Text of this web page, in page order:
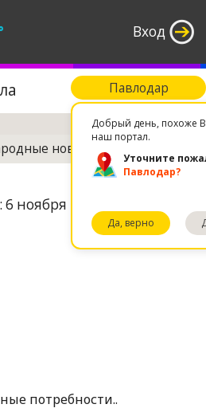
Вход
Павлодар
Добрый день, похоже
наш портал.
Уточните
Павлодар?
Да, верно
Поиск
новости/
ноября 2018 09:51
потребности..